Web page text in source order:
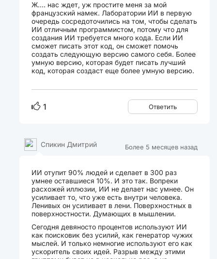
Ж.... нас ждет, уж простите меня за мой
французский намек. Лаборатории ИИ в первую
очередь сосредоточились на том, чтобы сделать
ИИ отличным программистом, потому что для
создания ИИ требуется много кода. Если ИИ
сможет писать этот код, он сможет помочь
создать следующую версию самого себя. Более
умную версию, которая будет писать лучший
код, которая создаст еще более умную версию.
1 Ответить
Более 5 месяцев назад
Спикин Дмитрий
ИИ отупит 90% людей и сделает в 300 раз
умнее оставшиеся 10%. И это так. Вопреки
расхожей иллюзии, ИИ не делает нас умнее. Он
усиливает то, что уже есть внутри человека.
Ленивых он усиливает в лени. Поверхностных в
поверхностности. Думающих в мышлении.
Сегодня девяносто процентов используют ИИ
как поисковик без усилий, как генератор чужих
мыслей. И только немногие используют его как
ускоритель своих идей. Разрыв между этими